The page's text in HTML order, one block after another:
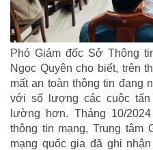
Phó Giám đốc Sở Thông
Ngọc Quyên cho biết, trên
mất an toàn thông tin đang
với số lượng các cuộc
lường hơn. Tháng 10/
thông tin mạng, Trung tâm
mạng quốc gia đã ghi